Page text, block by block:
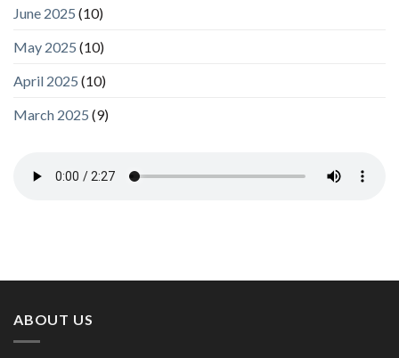
June 2025 (10)
May 2025 (10)
April 2025 (10)
March 2025 (9)
ABOUT US